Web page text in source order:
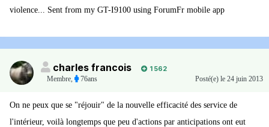
violence... Sent from my GT-I9100 using ForumFr mobile app
charles francois
1 562
Membre, 76ans Posté(e) le 24 juin 2013
On ne peux que se "réjouir" de la nouvelle efficacité des service de
l'intérieur, voilà longtemps que peu d'actions par anticipations ont eut